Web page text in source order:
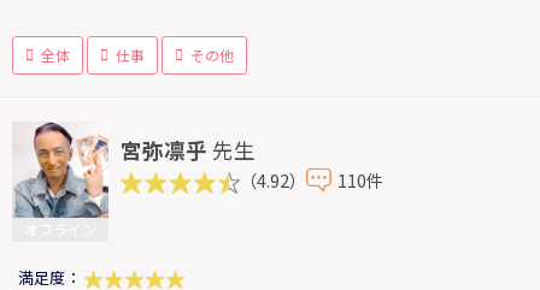
全体 仕事 その他
宮弥凛乎 先生
（4.92） 110件
満足度：